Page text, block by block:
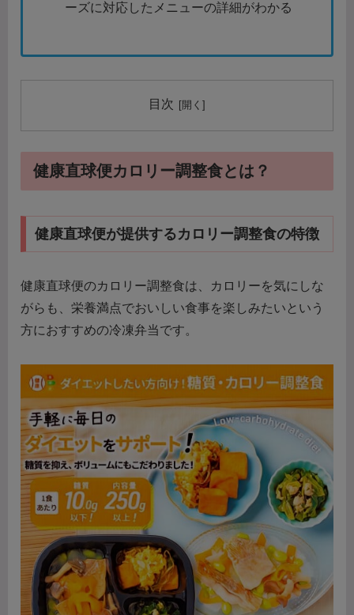
ーズに対応したメニューの詳細がわかる
目次
健康直球便カロリー調整食とは？
健康直球便が提供するカロリー調整食の特徴
健康直球便のカロリー調整食は、カロリーを気にしな
がらも、栄養満点でおいしい食事を楽しみたいという
方におすすめの冷凍弁当です。